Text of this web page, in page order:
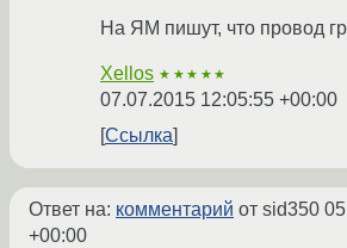
На ЯМ пишут, что провод
Xellos ★★★★★
07.07.2015 12:05:55 +00:00
Ссылка
Ответ на: комментарий от sid350
+00:00